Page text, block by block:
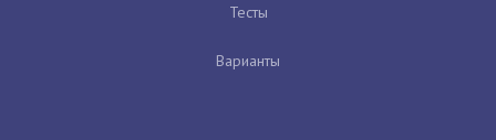
Тесты
Варианты